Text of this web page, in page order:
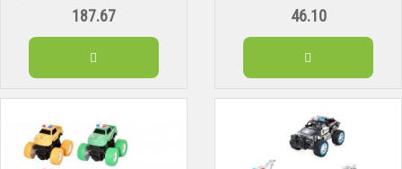
187.67 46.10